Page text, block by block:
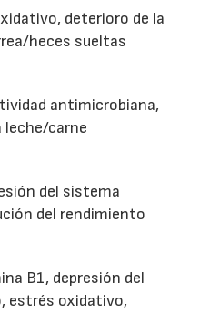
deterioro de la
heces sueltas
antimicrobiana,
leche/carne
del sistema
del rendimiento
B1, depresión del
estrés oxidativo,